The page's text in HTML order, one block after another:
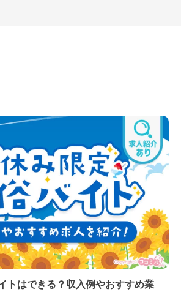
トはできる？収入例やおすすめ業